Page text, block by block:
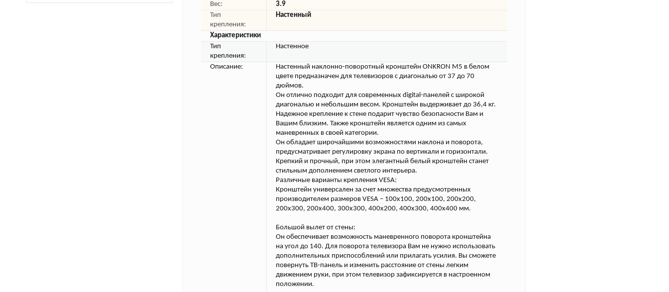
Вес:
3.9
Тип
крепления:
Настенный
Характеристики
Тип
крепления:
Настенное
Описание:
Настенный наклонно-поворотный кронштейн ONKRON M5 в белом
цвете предназначен для телевизоров с диагональю от 37 до 70
дюймов.
Он отлично подходит для современных digital-панелей с широкой
диагональю и небольшим весом. Кронштейн выдерживает до 36,4 кг.
Надежное крепление к стене подарит чувство безопасности Вам и
Вашим близким. Также кронштейн является одним из самых
маневренных в своей категории.
Он обладает широчайшими возможностями наклона и поворота,
предусматривает регулировку экрана по вертикали и горизонтали.
Крепкий и прочный, при этом элегантный белый кронштейн станет
стильным дополнением светлого интерьера.
Различные варианты крепления VESA:
Кронштейн универсален за счет множества предусмотренных
производителем размеров VESA – 100x100, 200x100, 200x200,
200x300, 200x400, 300x300, 400x200, 400x300, 400x400 мм.
Большой вылет от стены:
Он обеспечивает возможность маневренного поворота кронштейна
на угол до 140. Для поворота телевизора Вам не нужно использовать
дополнительных приспособлений или прилагать усилия. Вы сможете
повернуть ТВ-панель и изменить расстояние от стены легким
движением руки, при этом телевизор зафиксируется в настроенном
положении.